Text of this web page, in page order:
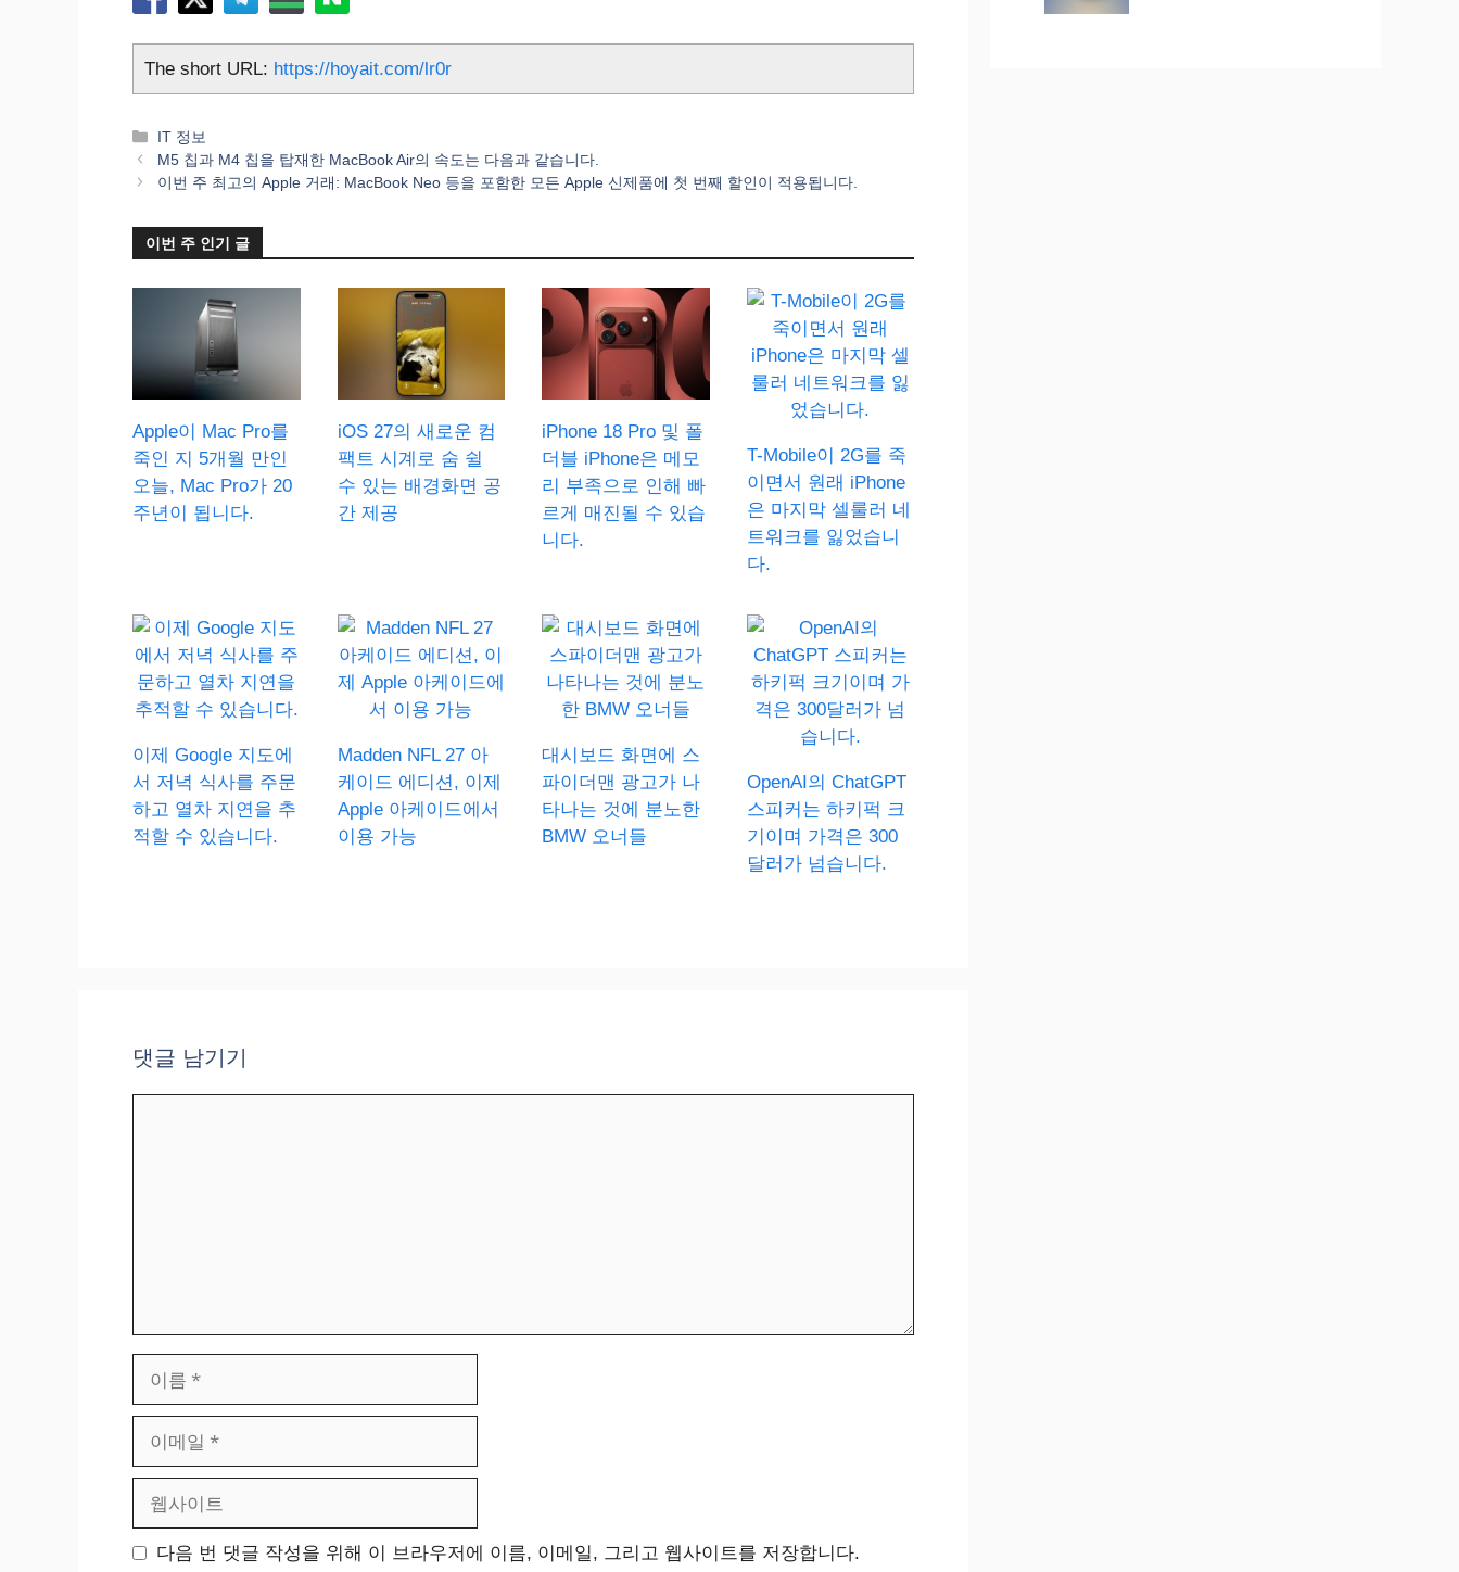
The short URL: https://hoyait.com/lr0r
카
테
고
IT 정보
M5 칩과 M4 칩을 탑재한 MacBook Air의 속도는 다음과 같습니다.
이번 주 최고의 Apple 거래: MacBook Neo 등을 포함한 모든 Apple 신제품에 첫 번째 할인이 적용됩니다.
이번 주 인기 글
Apple이 Mac Pro를
죽인 지 5개월 만인
오늘, Mac Pro가 20
주년이 됩니다.
iOS 27의 새로운 컴
팩트 시계로 숨 쉴
수 있는 배경화면 공
간 제공
iPhone 18 Pro 및 폴
더블 iPhone은 메모
리 부족으로 인해 빠
르게 매진될 수 있습
니다.
T-Mobile이 2G를 죽
이면서 원래 iPhone
은 마지막 셀룰러 네
트워크를 잃었습니
다.
이제 Google 지도에
서 저녁 식사를 주문
하고 열차 지연을 추
적할 수 있습니다.
Madden NFL 27 아
케이드 에디션, 이제
Apple 아케이드에서
이용 가능
대시보드 화면에 스
파이더맨 광고가 나
타나는 것에 분노한
BMW 오너들
OpenAI의 ChatGPT
스피커는 하키퍽 크
기이며 가격은 300
달러가 넘습니다.
댓글 남기기
일
이 다음 번 댓글 작성을 위해 이 브라우저에 이름, 이메일, 그리고 웹사이트를 저장합니다.